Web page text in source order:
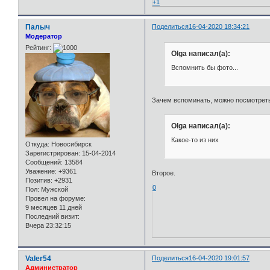
+1
Поделиться16-04-2020 18:34:21
Палыч
Модератор
Рейтинг:
Откуда: Новосибирск
Зарегистрирован: 15-04-2014
Сообщений: 13584
Уважение: +9361
Позитив: +2931
Пол: Мужской
Провел на форуме:
9 месяцев 11 дней
Последний визит:
Вчера 23:32:15
Olga написал(а):
Вспомнить бы фото...
Зачем вспоминать, можно
Olga написал(а):
Какое-то из них
Второе.
0
Поделиться16-04-2020 19:01:57
Valer54
Администратор